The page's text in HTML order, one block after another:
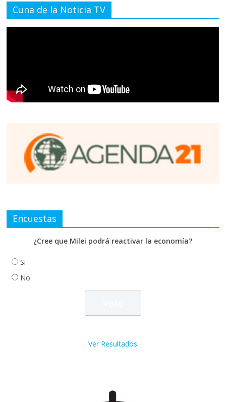
Cuna de la Noticia TV
Encuestas
¿Cree que Milei podrá reactivar la economía?
Si
No
Ver Resultados